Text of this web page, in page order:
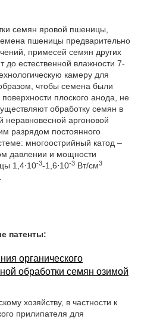
семян яровой пшеницы,
пшеницы предварительно
примесей семян других
до естественной влажности 7-
камеру для
чтобы семена были
плоского анода, не
обработку семян в
неравновесной аргоновой
разрядом постоянного
многоострийный катод –
давлении и мощности
1,4⋅10-3-1,6⋅10-3Вт/см3
патенты:
органического
обработки семян озимой
хозяйству, в частности к
прилипателя для